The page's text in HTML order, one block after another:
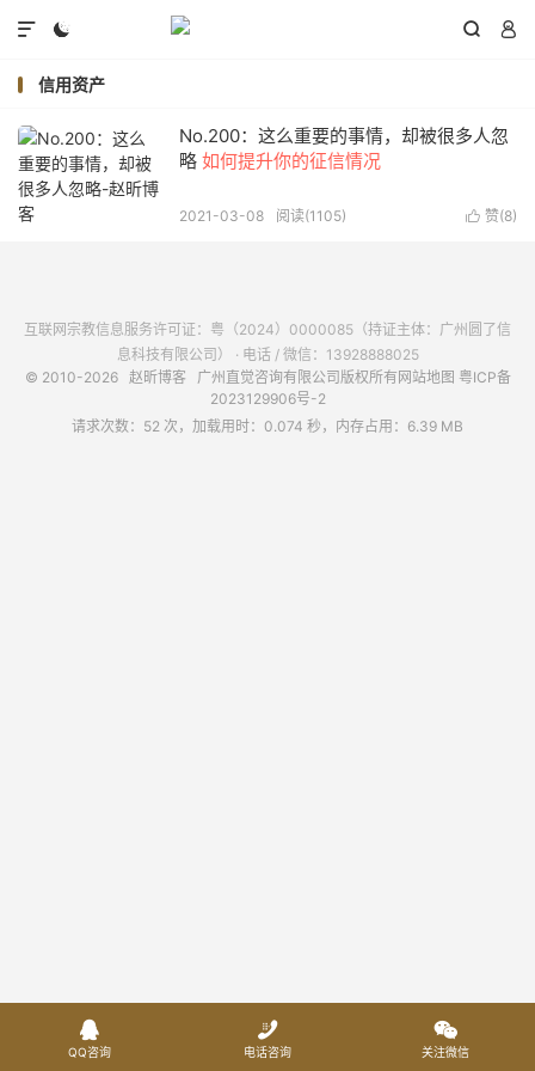
  

信用资产
No.200：这么重要的事情，却被很多人忽
略 如何提升你的征信情况
 赞(8)
2021-03-08 阅读(1105)
互联网宗教信息服务许可证：粤（2024）0000085（持证主体：广州圆了信
息科技有限公司） · 电话 / 微信：13928888025
© 2010-2026 赵昕博客 广州直觉咨询有限公司版权所有 网站地图 粤ICP备
2023129906号-2
请求次数：52 次，加载用时：0.074 秒，内存占用：6.39 MB

QQ咨询

电话咨询

关注微信